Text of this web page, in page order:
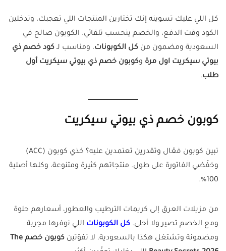
كل اللي عليك تسوينه إنك تختارين المنتجات اللي تعجبك، وتدخلين
الكود وقت الدفع، والخصم ينحسب تلقائي. الكوبون صالح في
السعودية ومضمون من كل الكوبونات، ومناسب لـكود خصم ذي
بيوتي سيكريت اول مرة وكوبون خصم ذي بيوتي سيكريت أول
طلب.
كوبون خصم ذي بيوتي سيكريت
تبين كوبون فعّال وتقدرين تعتمدين عليه؟ خذي كوبون (ACC)
وخفّضي الفاتورة على طول. منتجاتهم كثيرة ومتنوعة، وكلها أصلية
100%.
من مزيلات العرق إلى كريمات الترطيب والعطور، أسعارهم حلوة
ومع الخصم تصير ولا أحلى. كل الكوبونات اللي نوفرها مجربة
ومضمونة وتشتغل هكذا بالسعودية. لا تفوّتين
كوبون خصم The